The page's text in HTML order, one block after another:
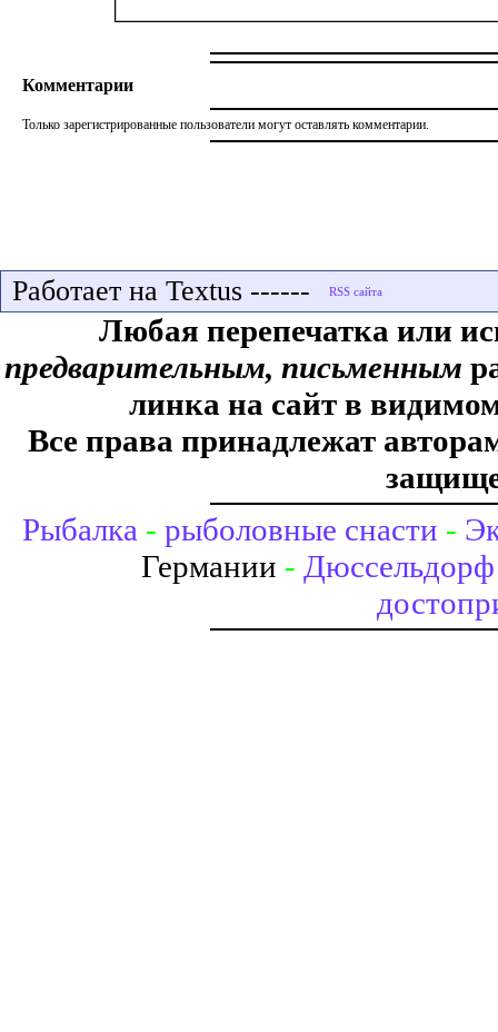
Комментарии
Только зарегистрированные пользователи могут оставлять комментарии.
Работает на Textus ------
Любая перепечатка или
предварительным, письменным
линка на сайт в
Все права принадлежат
Рыбалка - рыболовные снасти -
Германии - Дюссельдорф